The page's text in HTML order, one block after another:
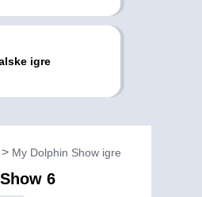
igre
My Dolphin Show igre
6